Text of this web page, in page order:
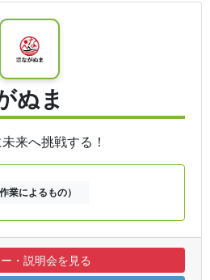
ぬま
来へ挑戦する！
業によるもの）
・説明会を見る